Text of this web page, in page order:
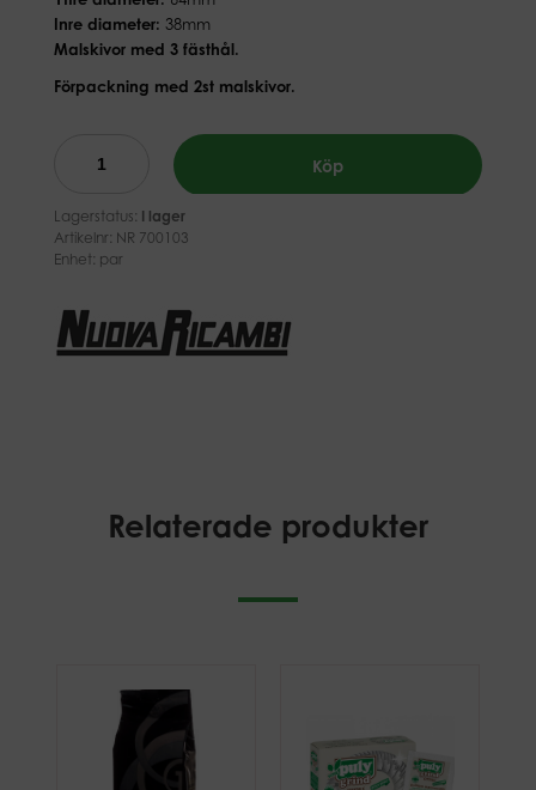
Inre diameter: 38mm
Malskivor med 3 fästhål.
Förpackning med 2st malskivor.
Köp
Lagerstatus: I lager
Artikelnr: NR 700103
Enhet: par
Relaterade produkter